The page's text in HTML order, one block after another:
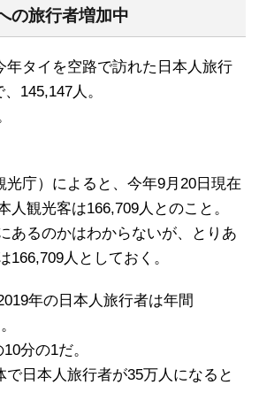
の旅行者増加中
年タイを空路で訪れた日本人旅行
145,147人。
光庁）によると、今年9月20日現在
人観光客は166,709人とのこと。
あるのかはわからないが、とりあ
166,709人としておく。
年の日本人旅行者は年間
分の1だ。
で日本人旅行者が35万人になると